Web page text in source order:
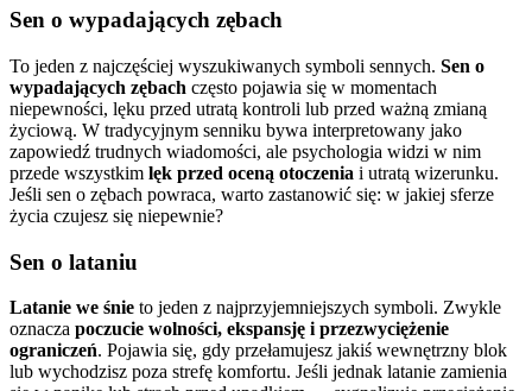
Sen o wypadających zębach
To jeden z najczęściej wyszukiwanych symboli sennych. Sen o
wypadających zębach często pojawia się w momentach
niepewności, lęku przed utratą kontroli lub przed ważną zmianą
życiową. W tradycyjnym senniku bywa interpretowany jako
zapowiedź trudnych wiadomości, ale psychologia widzi w nim
przede wszystkim lęk przed oceną otoczenia i utratą wizerunku.
Jeśli sen o zębach powraca, warto zastanowić się: w jakiej sferze
życia czujesz się niepewnie?
Sen o lataniu
Latanie we śnie to jeden z najprzyjemniejszych symboli. Zwykle
oznacza poczucie wolności, ekspansję i przezwyciężenie
ograniczeń. Pojawia się, gdy przełamujesz jakiś wewnętrzny blok
lub wychodzisz poza strefę komfortu. Jeśli jednak latanie zamienia